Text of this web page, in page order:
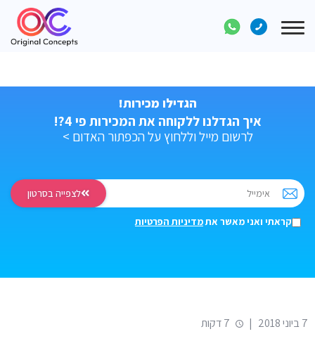
Toggle
הגדילו מכירות!
איך הגדלנו ללקוחה את המכירות פי 4?!
לרשום מייל וללחוץ על הכפתור האדום >
קראתי ואני מאשר אתמדיניות הפרטיות
לצפייה בסרטון
7 ביוני 2018 |